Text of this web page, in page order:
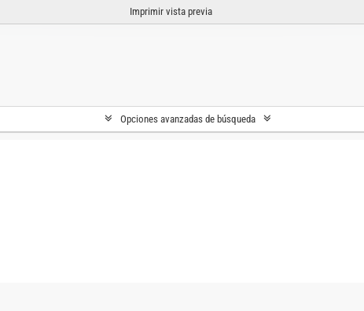
Imprimir vista previa
Opciones avanzadas de búsqueda